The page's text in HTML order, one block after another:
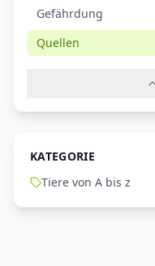
Gefährdung
Quellen
KATEGORIE
Tiere von A bis z